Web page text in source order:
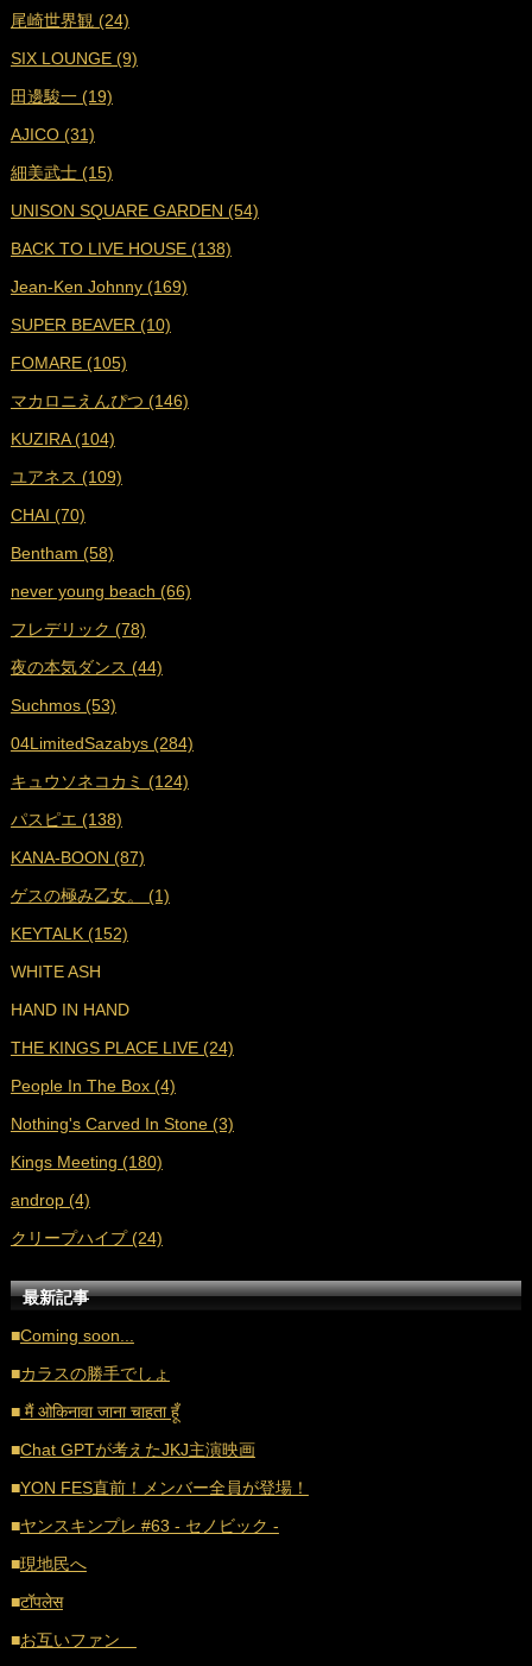
■2023年9月 (17)
■2023年8月 (19)
■2023年7月 (16)
■2023年6月 (18)
■2023年5月 (19)
■2023年4月 (18)
■2023年3月 (19)
■2023年2月 (17)
■2023年1月 (17)
■2022年12月 (19)
■2022年11月 (19)
■2022年10月 (16)
■2022年9月 (18)
■2022年8月 (18)
■2022年7月 (18)
■2022年6月 (17)
■2022年5月 (17)
■2022年4月 (16)
■2022年3月 (18)
■2022年2月 (16)
■2022年1月 (17)
■2021年12月 (25)
■2021年11月 (23)
■2021年10月 (25)
■2021年9月 (29)
■2021年8月 (31)
■2021年7月 (38)
■2021年6月 (36)
■2021年5月 (27)
■2021年4月 (35)
■2021年3月 (33)
■2021年2月 (32)
■2021年1月 (38)
■2020年12月 (21)
尾崎世界観 (24)
SIX LOUNGE (9)
田邊駿一 (19)
AJICO (31)
細美武士 (15)
UNISON SQUARE GARDEN (54)
BACK TO LIVE HOUSE (138)
Jean-Ken Johnny (169)
SUPER BEAVER (10)
FOMARE (105)
マカロニえんぴつ (146)
KUZIRA (104)
ユアネス (109)
CHAI (70)
Bentham (58)
never young beach (66)
フレデリック (78)
夜の本気ダンス (44)
Suchmos (53)
04LimitedSazabys (284)
キュウソネコカミ (124)
パスピエ (138)
KANA-BOON (87)
ゲスの極み乙女。 (1)
KEYTALK (152)
WHITE ASH
HAND IN HAND
THE KINGS PLACE LIVE (24)
People In The Box (4)
Nothing's Carved In Stone (3)
Kings Meeting (180)
androp (4)
クリープハイプ (24)
最新記事
■Coming soon...
■カラスの勝手でしょ
■मैं ओकिनावा जाना चाहता हूँ
■Chat GPTが考えたJKJ主演映画
■YON FES直前！メンバー全員が登場！
■ヤンスキンプレ #63 - セノビック -
■現地民へ
■टॉपलेस
■お互いファン